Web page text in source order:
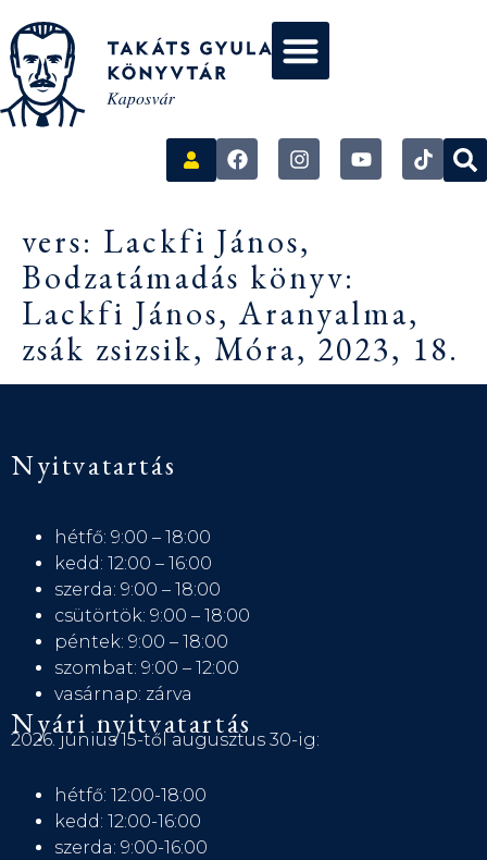
vers: Lackfi János,
Bodzatámadás könyv:
Lackfi János, Aranyalma,
zsák zsizsik, Móra, 2023, 18.
Nyitvatartás
hétfő: 9:00 – 18:00
kedd: 12:00 – 16:00
szerda: 9:00 – 18:00
csütörtök: 9:00 – 18:00
péntek: 9:00 – 18:00
szombat: 9:00 – 12:00
vasárnap: zárva
Nyári nyitvatartás
2026. június 15-től augusztus 30-ig:
hétfő: 12:00-18:00
kedd: 12:00-16:00
szerda: 9:00-16:00